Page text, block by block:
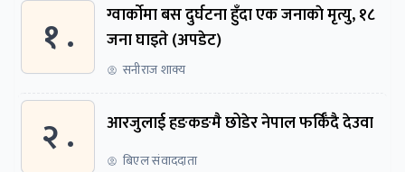
१ .
ग्वार्काेमा बस दुर्घटना हुँदा एक जनाकाे मृत्यु, १८
जना घाइते (अपडेट)
सनीराज शाक्य
२ . आरजुलाई हङकङमै छोडेर नेपाल फर्किँदै देउवा
बिएल संवाददाता